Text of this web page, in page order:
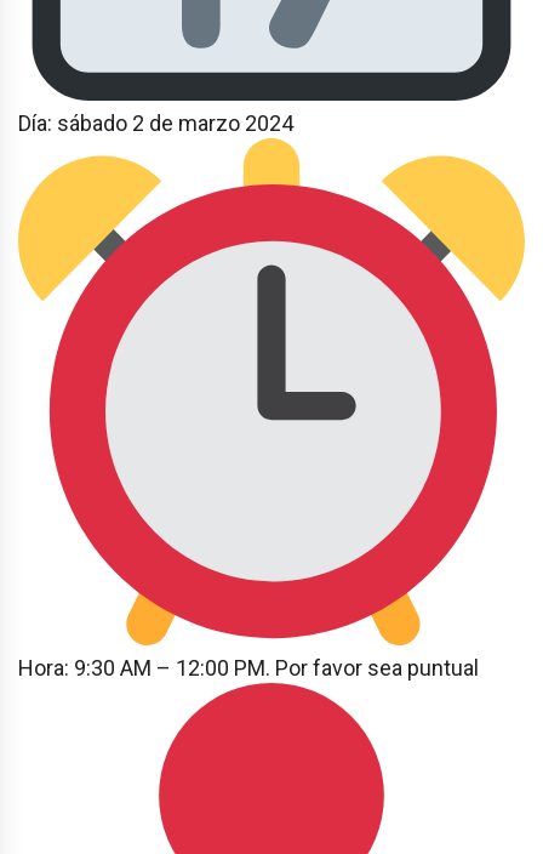
Día: sábado 2 de marzo 2024
Hora: 9:30 AM – 12:00 PM. Por favor sea puntual